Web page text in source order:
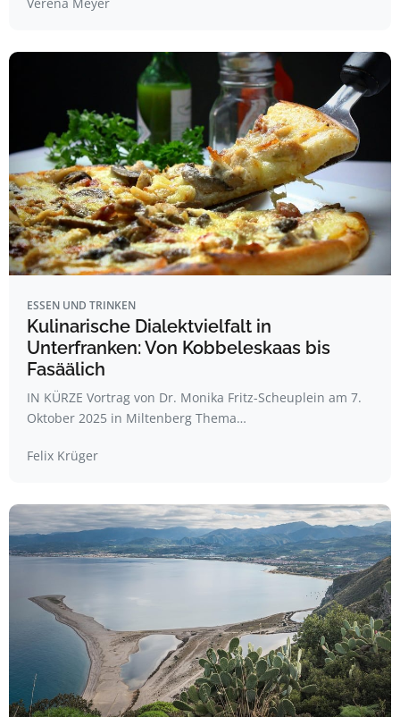
ESSEN UND TRINKEN
Kulinarische Dialektvielfalt in
Unterfranken: Von Kobbeleskaas bis
Fasäälich
IN KÜRZE Vortrag von Dr. Monika Fritz-Scheuplein am 7.
Oktober 2025 in Miltenberg Thema…
Felix Krüger